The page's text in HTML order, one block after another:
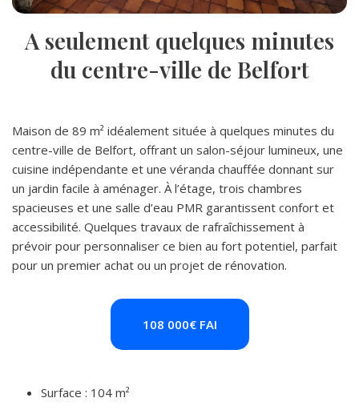
A seulement quelques minutes
du centre-ville de Belfort
Maison de 89 m² idéalement située à quelques minutes du
centre-ville de Belfort, offrant un salon-séjour lumineux, une
cuisine indépendante et une véranda chauffée donnant sur
un jardin facile à aménager. À l’étage, trois chambres
spacieuses et une salle d’eau PMR garantissent confort et
accessibilité. Quelques travaux de rafraîchissement à
prévoir pour personnaliser ce bien au fort potentiel, parfait
pour un premier achat ou un projet de rénovation.
108 000€ FAI
Surface : 104 m²